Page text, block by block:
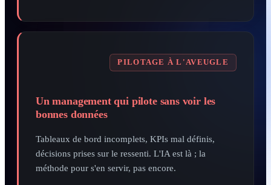
PILOTAGE À L'AVEUGLE
Un management qui pilote sans voir les
bonnes données
Tableaux de bord incomplets, KPIs mal définis,
décisions prises sur le ressenti. L'IA est là ; la
méthode pour s'en servir, pas encore.